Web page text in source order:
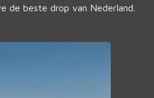
de beste drop van Nederland.